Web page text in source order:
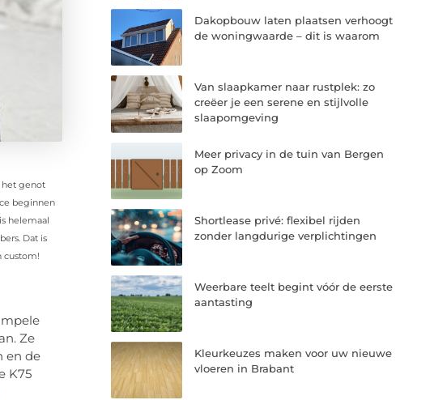
het genot
beginnen
helemaal
Dat is
custom!
Ze
en de
K75
Dakopbouw laten plaatsen verhoogt
de woningwaarde – dit is waarom
Van slaapkamer naar rustplek: zo
creëer je een serene en stijlvolle
slaapomgeving
Meer privacy in de tuin van Bergen
op Zoom
Shortlease privé: flexibel rijden
zonder langdurige verplichtingen
Weerbare teelt begint vóór de eerste
aantasting
Kleurkeuzes maken voor uw nieuwe
vloeren in Brabant